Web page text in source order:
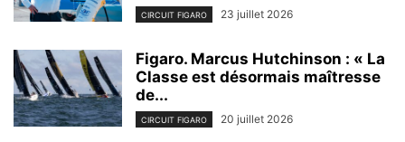
CIRCUIT FIGARO 23 juillet 2026
Figaro. Marcus Hutchinson : « La
Classe est désormais maîtresse
de...
CIRCUIT FIGARO 20 juillet 2026